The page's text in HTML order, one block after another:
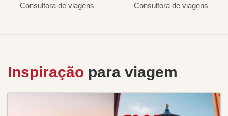
Consultora de viagens Consultora de viagens
Inspiração para viagem